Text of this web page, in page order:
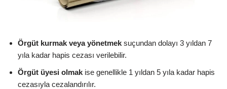
Örgüt kurmak veya yönetmek suçundan dolayı 3 yıldan 7
yıla kadar hapis cezası verilebilir.
Örgüt üyesi olmak ise genellikle 1 yıldan 5 yıla kadar hapis
cezasıyla cezalandırılır.